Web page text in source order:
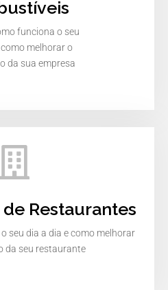
funciona o seu
melhorar o
da sua empresa
Restaurantes
seu dia a dia e como melhorar
da seu restaurante